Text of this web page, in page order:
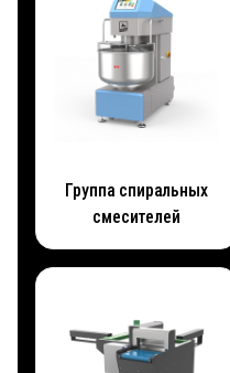
Группа спиральных
смесителей